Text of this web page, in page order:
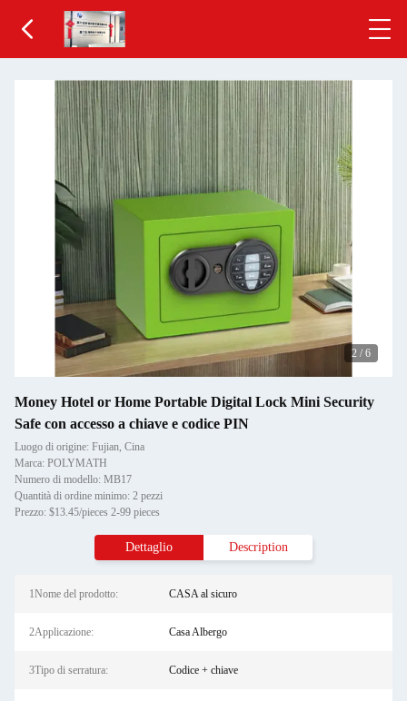
2 / 6
Money Hotel or Home Portable Digital Lock Mini Security
Safe con accesso a chiave e codice PIN
Luogo di origine: Fujian, Cina
Marca: POLYMATH
Numero di modello: MB17
Quantità di ordine minimo: 2 pezzi
Prezzo: $13.45/pieces 2-99 pieces
Dettaglio Description
1Nome del prodotto: CASA al sicuro
2Applicazione: Casa Albergo
3Tipo di serratura: Codice + chiave